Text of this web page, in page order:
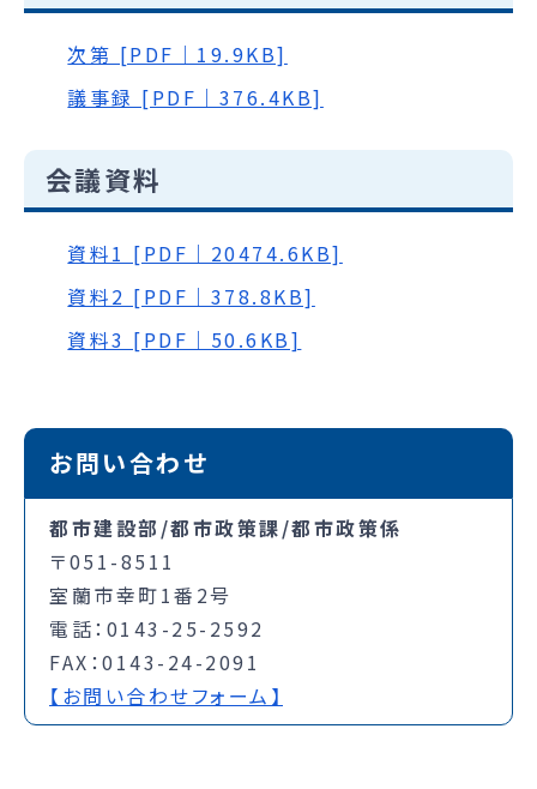
次第 [PDF｜19.9KB]
議事録 [PDF｜376.4KB]
会議資料
資料1 [PDF｜20474.6KB]
資料2 [PDF｜378.8KB]
資料3 [PDF｜50.6KB]
お問い合わせ
都市建設部/都市政策課/都市政策係
〒051-8511
室蘭市幸町1番2号
電話：0143-25-2592
FAX：0143-24-2091
【お問い合わせフォーム】